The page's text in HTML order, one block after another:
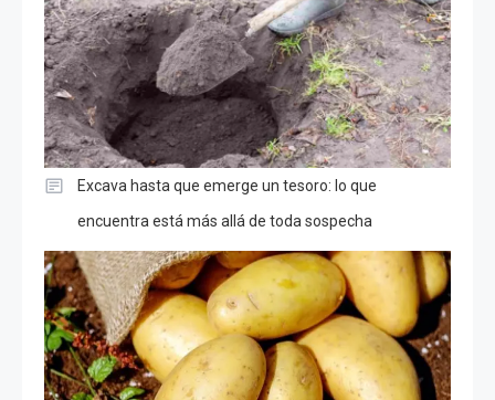
Excava hasta que emerge un tesoro: lo que
encuentra está más allá de toda sospecha